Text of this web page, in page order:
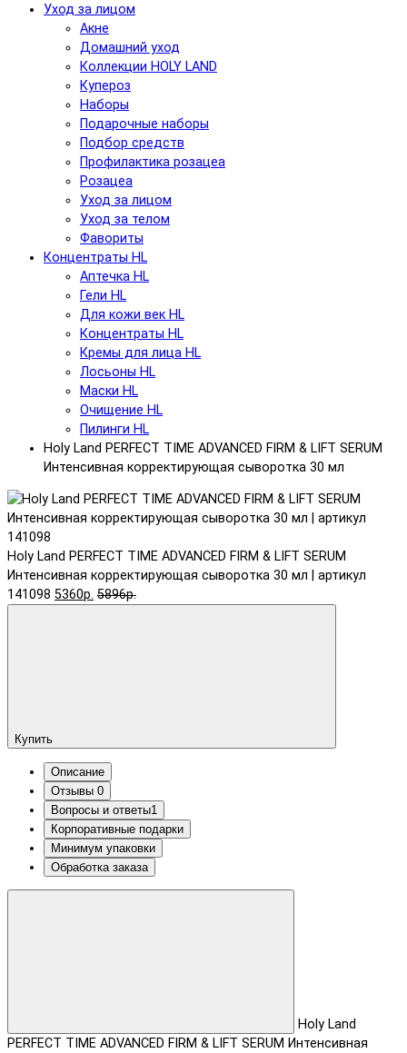
Уход за лицом
Акне
Домашний уход
Коллекции HOLY LAND
Купероз
Наборы
Подарочные наборы
Подбор средств
Профилактика розацеа
Розацеа
Уход за лицом
Уход за телом
Фавориты
Концентраты HL
Аптечка HL
Гели HL
Для кожи век HL
Концентраты HL
Кремы для лица HL
Лосьоны HL
Маски HL
Очищение HL
Пилинги HL
Holy Land PERFECT TIME ADVANCED FIRM & LIFT SERUM
Интенсивная корректирующая сыворотка 30 мл
Holy Land PERFECT TIME ADVANCED FIRM & LIFT SERUM
Интенсивная корректирующая сыворотка 30 мл | артикул
141098 5360р. 5896р.
Купить
Описание
Отзывы 0
Вопросы и ответы1
Корпоративные подарки
Минимум упаковки
Обработка заказа
Holy Land
PERFECT TIME ADVANCED FIRM & LIFT SERUM Интенсивная